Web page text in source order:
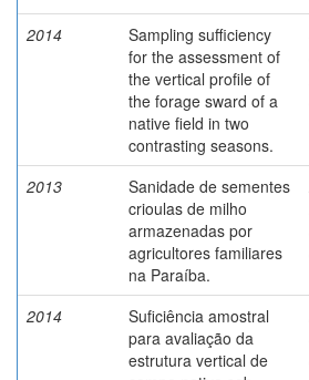
2014
Sampling sufficiency
for the assessment of
the vertical profile of
the forage sward of a
native field in two
contrasting seasons.
2013
Sanidade de sementes
crioulas de milho
armazenadas por
agricultores familiares
na Paraíba.
2014
Suficiência amostral
para avaliação da
estrutura vertical de